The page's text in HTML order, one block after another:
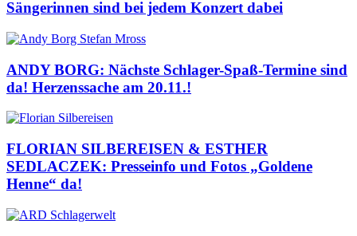
Sängerinnen sind bei jedem Konzert dabei
ANDY BORG: Nächste Schlager-Spaß-Termine sind
da! Herzenssache am 20.11.!
FLORIAN SILBEREISEN & ESTHER
SEDLACZEK: Presseinfo und Fotos „Goldene
Henne“ da!